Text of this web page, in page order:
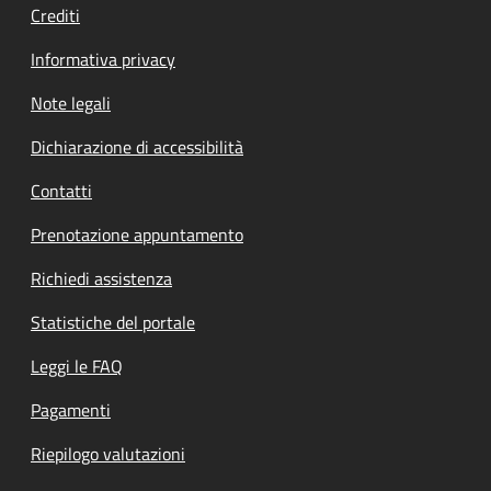
Crediti
Informativa privacy
Note legali
Dichiarazione di accessibilità
Contatti
Prenotazione appuntamento
Richiedi assistenza
Statistiche del portale
Leggi le FAQ
Pagamenti
Riepilogo valutazioni